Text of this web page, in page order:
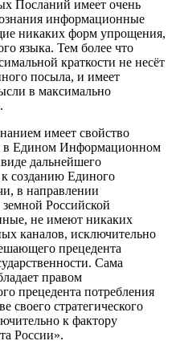
Посланий имеет очень
информационные
никаких форм упрощения,
языка. Тем более что
краткости не несёт
посыла, и имеет
в максимально
имеет свойство
в Едином Информационном
дальнейшего
созданию Единого
в направлении
Российской
не имеют никаких
каналов, исключительно
прецедента
Сама
правом
прецедента потребления
своего стратегического
к фактору
России».